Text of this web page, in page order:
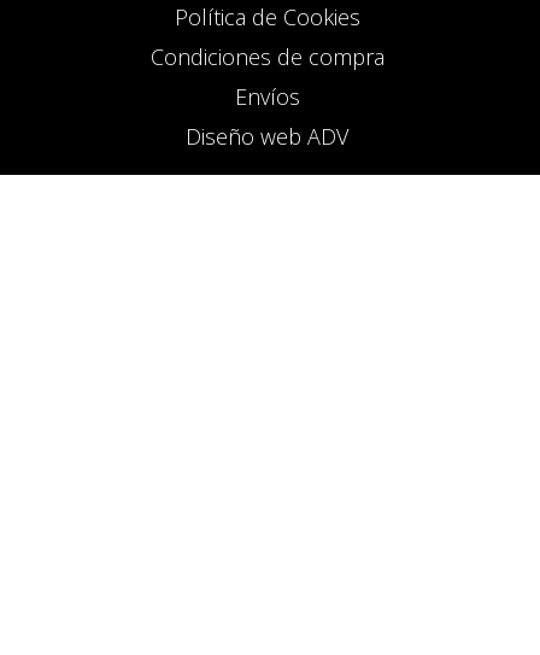
Política de Cookies
Condiciones de compra
Envíos
Diseño web ADV